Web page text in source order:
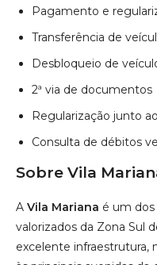
Pagamento e
Transferência de
Desbloqueio de
2ª via de documentos
Regularização junto
Consulta de débitos
Sobre Vila
A Vila Mariana é um dos
valorizados da Zona Sul
excelente infraestrutura,